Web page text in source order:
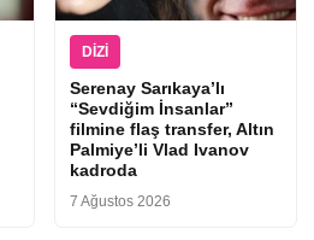
DIZI
Serenay Sarıkaya’lı
“Sevdiğim İnsanlar”
filmine flaş transfer, Altın
Palmiye’li Vlad Ivanov
kadroda
7 Ağustos 2026